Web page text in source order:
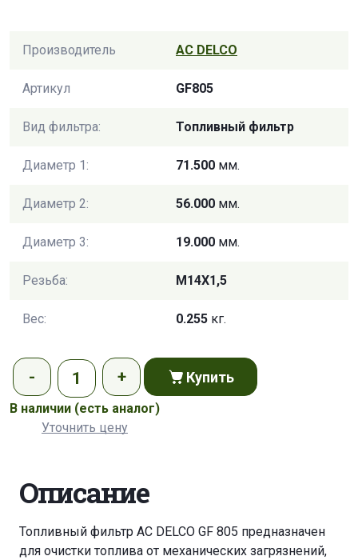
Производитель AC DELCO
Артикул GF805
Вид фильтра: Топливный фильтр
Диаметр 1: 71.500 мм.
Диаметр 2: 56.000 мм.
Диаметр 3: 19.000 мм.
Резьба: M14X1,5
Вес: 0.255 кг.
Купить
В наличии (есть аналог)
Уточнить цену
Описание
Топливный фильтр AC DELCO GF 805 предназначен
для очистки топлива от механических загрязнений,